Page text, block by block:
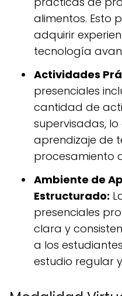
alimentos. Esto
adquirir
tecnología
Actividades
presenciales
cantidad de
supervisadas,
aprendizaje de
procesamiento
Ambiente de
Estructurado:
presenciales
clara y
a los
estudio regular